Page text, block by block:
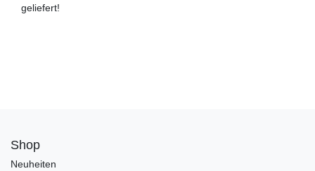
geliefert!
Shop
Neuheiten